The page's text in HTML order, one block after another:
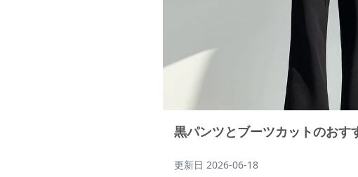
黒パンツとブーツカットのお
更新日 2026-06-18